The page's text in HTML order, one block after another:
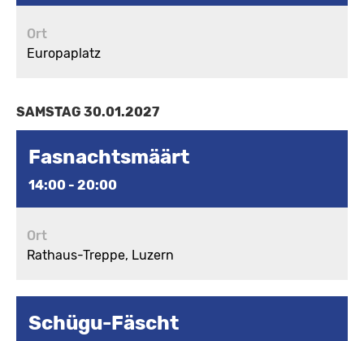
Ort
Europaplatz
SAMSTAG 30.01.2027
Fasnachtsmäärt
14:00 - 20:00
Ort
Rathaus-Treppe, Luzern
Schügu-Fäscht